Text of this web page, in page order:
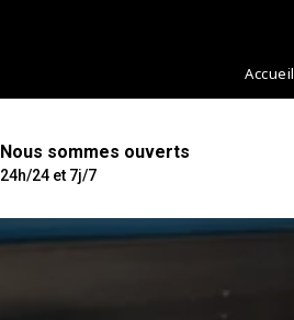
Accueil
Nous sommes ouverts
24h/24 et 7j/7